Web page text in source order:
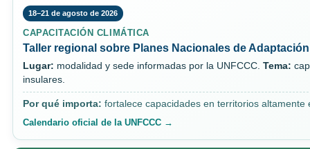
18–21 de agosto de 2026
CAPACITACIÓN CLIMÁTICA
Taller regional sobre Planes Nacionales de Adaptación
Lugar: modalidad y sede informadas por la UNFCCC. Tema:
insulares.
Por qué importa: fortalece capacidades en territorios
Calendario oficial de la UNFCCC →